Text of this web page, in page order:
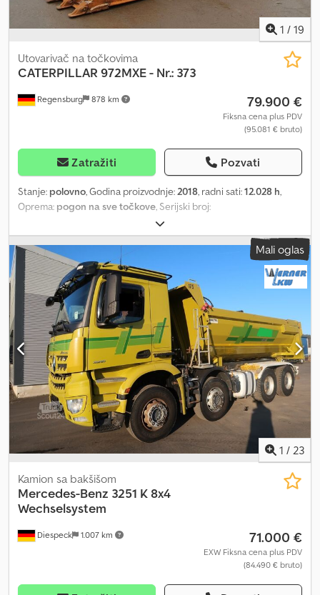
1 / 19
Regensburg 878 km
Utovarivač na točkovima
CATERPILLAR 972MXE - Nr.: 373
79.900 €
Fiksna cena plus PDV
(95.081 € bruto)
Zatražiti Pozvati
Stanje: polovno, Godina proizvodnje: 2018, radni sati:12.028 h,
Oprema: pogon na sve točkove , Serijski broj:
CAT0972MPL9S00373 Godina proizvodnje: 2018 - Radni sati:
12.028 h Automatska klima Pomoćno grejanje (standheizung)
Radio-CD/USB Bluetooth Vaga sa štampačem - LOADRITE Kašika
Lehnhoff - radna širina 2.994 mm = zapremina: 4,2 m³ Centralni
sistem za podmazivanje Credjzrq Eljpfx Af Uof Gume: 26.5 R 25 -
profil napred 60 mm - pozadi 65 mm Izmene, međuprodaja i
greške su izričito pridržane. Opis služi za opštu identifikaciju vozila
i ne predstavlja garanciju u smislu zakona o kupoprodaji.
Merodavan je opis prema kupoprodajnom ugovoru. Naša ponuda
je uvek bez novog tehničkog pregleda (TÜV). Ako želite novi
tehnički pregled, rado ćemo Vam ponuditi usluge naših
partnerskih servisa! Vozilo može biti oblepljeno ili označeno
reklamama. Primjenjuju se naši opšti uslovi isporuke i plaćanja.
Mali oglas
1 / 23
Diespeck 1.007 km
Kamion sa bakšišom
Mercedes-Benz 3251 K 8x4
Wechselsystem
71.000 €
EXW Fiksna cena plus PDV
(84.490 € bruto)